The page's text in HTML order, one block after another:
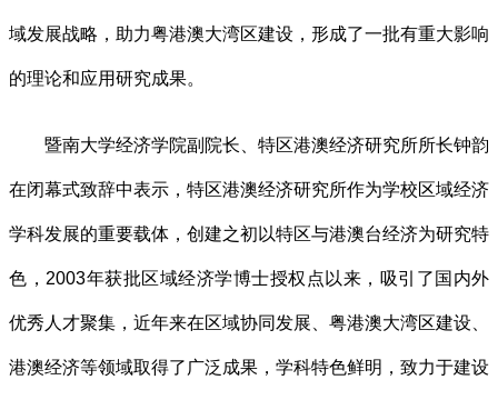
域发展战略，助力粤港澳大湾区建设，形成了一批有重大影响
的理论和应用研究成果。
暨南大学经济学院副院长、特区港澳经济研究所所长钟韵
在闭幕式致辞中表示，特区港澳经济研究所作为学校区域经济
学科发展的重要载体，创建之初以特区与港澳台经济为研究特
色，2003年获批区域经济学博士授权点以来，吸引了国内外
优秀人才聚集，近年来在区域协同发展、粤港澳大湾区建设、
港澳经济等领域取得了广泛成果，学科特色鲜明，致力于建设